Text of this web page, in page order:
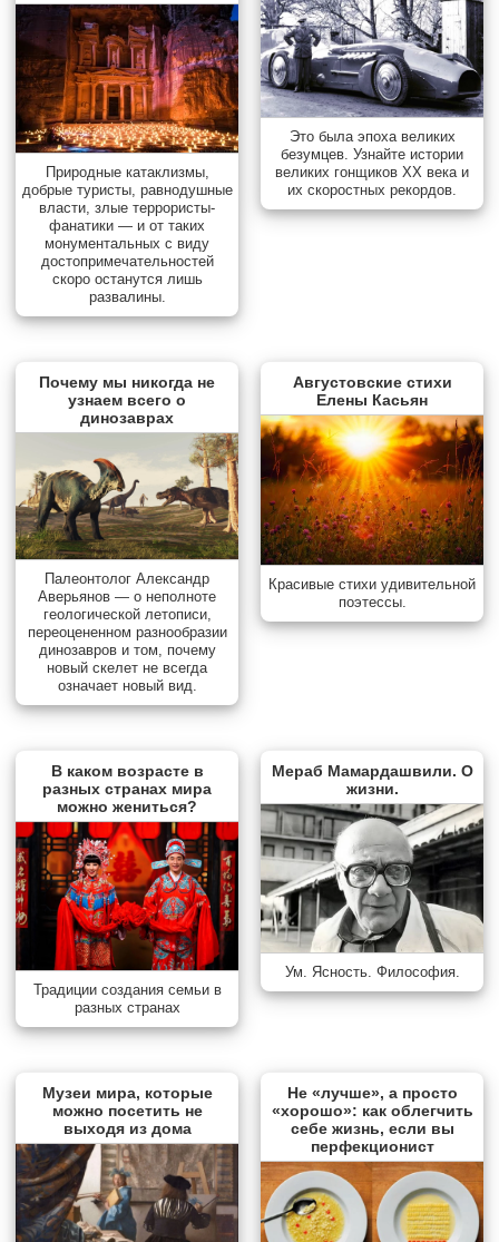
Природные катаклизмы,
добрые туристы, равнодушные
власти, злые террористы-
фанатики — и от таких
монументальных с виду
достопримечательностей
скоро останутся лишь
развалины.
Это была эпоха великих
безумцев. Узнайте истории
великих гонщиков XX века и
их скоростных рекордов.
Почему мы никогда не
узнаем всего о
динозаврах
Палеонтолог Александр
Аверьянов — о неполноте
геологической летописи,
переоцененном разнообразии
динозавров и том, почему
новый скелет не всегда
означает новый вид.
Августовские стихи
Елены Касьян
Красивые стихи удивительной
поэтессы.
В каком возрасте в
разных странах мира
можно жениться?
Традиции создания семьи в
разных странах
Мераб Мамардашвили. О
жизни.
Ум. Ясность. Философия.
Музеи мира, которые
можно посетить не
выходя из дома
Не «лучше», а просто
«хорошо»: как облегчить
себе жизнь, если вы
перфекционист